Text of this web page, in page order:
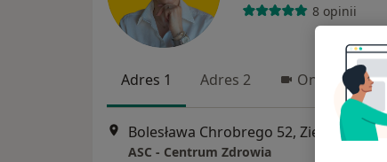
8 opinii
Adres 1 Adres 2 Online
Bolesława Chrobrego 52, Zielona Góra
ASC - Centrum Zdrowia